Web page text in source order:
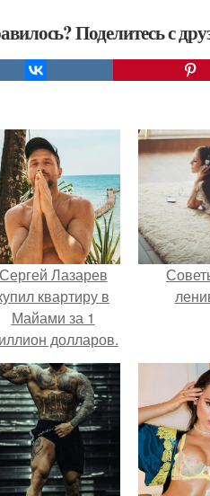
Поделитесь с
Сергей Лазарев
квартиру в
Майами за 1
долларов.